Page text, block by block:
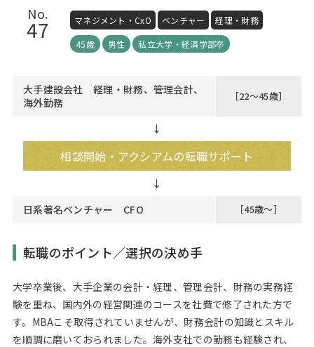
No.
47 マネジメント・CxO ベンチャー
経理・財務
45歳
男性 私立大学・経済学部卒
大手建設会社 経理・財務、管理会計、
海外勤務
［22～45歳］
↓
相談開始・アクシアムの転職サポート
日系著名ベンチャー CFO ［45歳～］
転職のポイント／選択の決め手
大学卒業後、大手企業の会計・経理、管理会計、財務の実務経
験を重ね、国内外の経営関連のコースを社費で修了された方で
す。MBAこそ取得されていませんが、財務会計の知識とスキル
を順調に磨いておられました。海外支社での勤務も経験され、